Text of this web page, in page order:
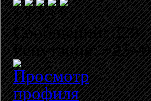
Сообщений: 329
Репутация: +25/-0